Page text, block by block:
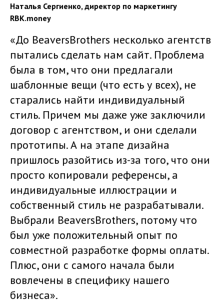
Наталья Сергиенко, директор по маркетингу
RBK.money
«До ВeaversВrothers несколько агентств
пытались сделать нам сайт. Проблема
была в том, что они предлагали
шаблонные вещи (что есть у всех), не
старались найти индивидуальный
стиль. Причем мы даже уже заключили
договор с агентством, и они сделали
прототипы. А на этапе дизайна
пришлось разойтись из-за того, что они
просто копировали референсы, а
индивидуальные иллюстрации и
собственный стиль не разрабатывали.
Выбрали ВeaversВrothers, потому что
был уже положительный опыт по
совместной разработке формы оплаты.
Плюс, они с самого начала были
вовлечены в специфику нашего
бизнеса».